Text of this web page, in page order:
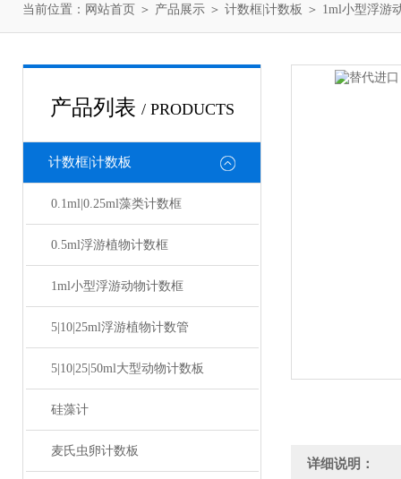
当前位置： 网站首页 ＞ 产品展示 ＞ 计数框|计数板 ＞ 1ml小型浮游
产品列表 / PRODUCTS
计数框|计数板
0.1ml|0.25ml藻类计数框
0.5ml浮游植物计数框
1ml小型浮游动物计数框
5|10|25ml浮游植物计数管
5|10|25|50ml大型动物计数板
硅藻计
麦氏虫卵计数板
详细说明：